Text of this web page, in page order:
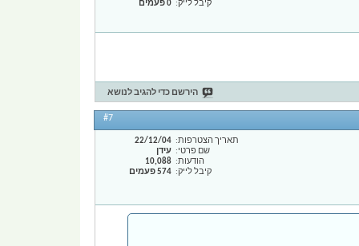
קיבל לייק
0 פעמים
הירשם כדי להגיב לנושא
#7
תאריך הצטרפות
22/12/04
שם פרטי
עידן
הודעות
10,088
קיבל לייק
574 פעמים